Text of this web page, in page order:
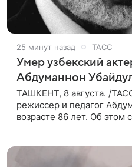
25 минут назад ТАСС
Умер узбекский
Абдуманнон
ТАШКЕНТ, 8 августа. /
режиссер и педагог
возрасте 86 лет. Об